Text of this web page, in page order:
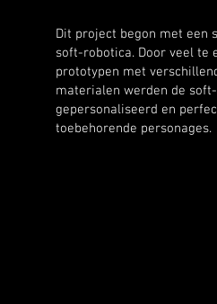
Dit project begon met een
soft-robotica. Door veel te
prototypen met
materialen werden de
gepersonaliseerd en
toebehorende personages.